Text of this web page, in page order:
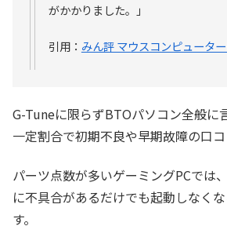
がかかりました。」
引用： みん評 マウスコンピュータ
G-Tuneに限らずBTOパソコン全般に
一定割合で初期不良や早期故障の口コ
パーツ点数が多いゲーミングPCでは
に不具合があるだけでも起動しなく
す。